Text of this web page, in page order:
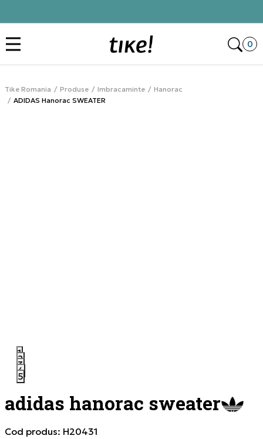
0
Tike Romania Produse Imbracaminte
Hanorac
ADIDAS Hanorac SWEATER
1
2
3
4
5
adidas hanorac sweater
Cod produs: H20431